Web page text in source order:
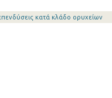
κατά κλάδο ορυχείων